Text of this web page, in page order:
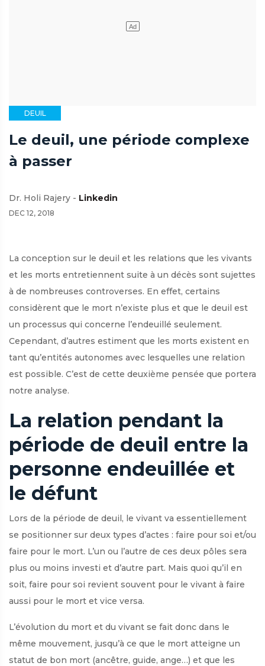
DEUIL
Le deuil, une période complexe
à passer
Dr. Holi Rajery - Linkedin
DEC 12, 2018
La conception sur le deuil et les relations que les vivants
et les morts entretiennent suite à un décès sont sujettes
à de nombreuses controverses. En effet, certains
considèrent que le mort n’existe plus et que le deuil est
un processus qui concerne l’endeuillé seulement.
Cependant, d’autres estiment que les morts existent en
tant qu’entités autonomes avec lesquelles une relation
est possible. C’est de cette deuxième pensée que portera
notre analyse.
La relation pendant la
période de deuil entre la
personne endeuillée et
le défunt
Lors de la période de deuil, le vivant va essentiellement
se positionner sur deux types d’actes : faire pour soi et/ou
faire pour le mort. L’un ou l’autre de ces deux pôles sera
plus ou moins investi et d’autre part. Mais quoi qu’il en
soit, faire pour soi revient souvent pour le vivant à faire
aussi pour le mort et vice versa.
L’évolution du mort et du vivant se fait donc dans le
même mouvement, jusqu’à ce que le mort atteigne un
statut de bon mort (ancêtre, guide, ange…) et que les